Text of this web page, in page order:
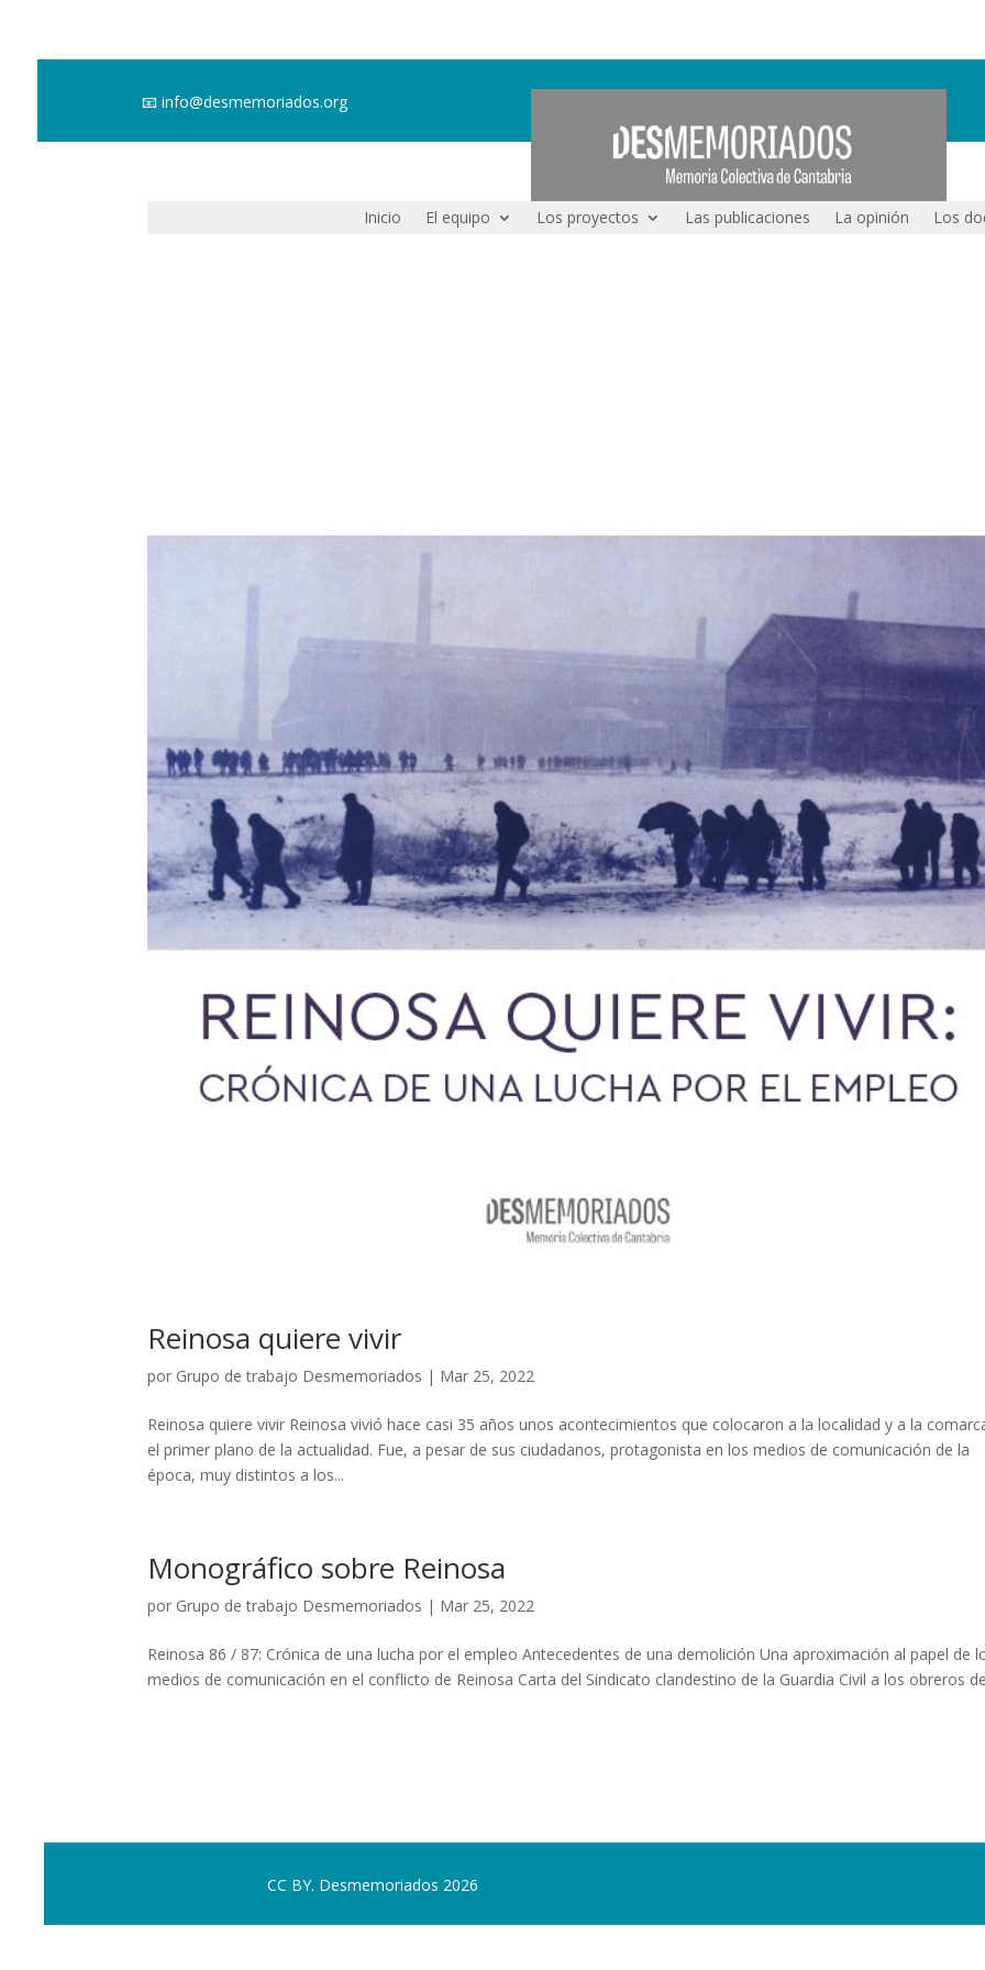
📧info@desmemoriados.org
Inicio El equipo Los proyectos Las publicaciones La opinión Los
Reinosa quiere vivir
por Grupo de trabajo Desmemoriados | Mar 25, 2022
Reinosa quiere vivir Reinosa vivió hace casi 35 años unos acontecimientos que colocaron a la localidad y a la
el primer plano de la actualidad. Fue, a pesar de sus ciudadanos, protagonista en los medios de comunicación de la
época, muy distintos a los...
Monográfico sobre Reinosa
por Grupo de trabajo Desmemoriados | Mar 25, 2022
Reinosa 86 / 87: Crónica de una lucha por el empleo Antecedentes de una demolición Una aproximación al papel de
medios de comunicación en el conflicto de Reinosa Carta del Sindicato clandestino de la Guardia Civil a los obreros
CC BY. Desmemoriados 2026